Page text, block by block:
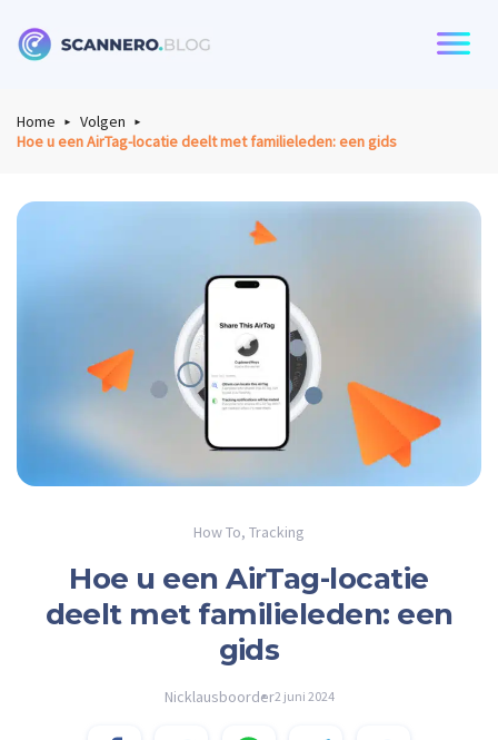
Home
Volgen
Hoe u een AirTag-locatie deelt met familieleden: een gids
How To, Tracking
Hoe u een AirTag-locatie
deelt met familieleden: een
gids
Nicklausboorder2 juni 2024